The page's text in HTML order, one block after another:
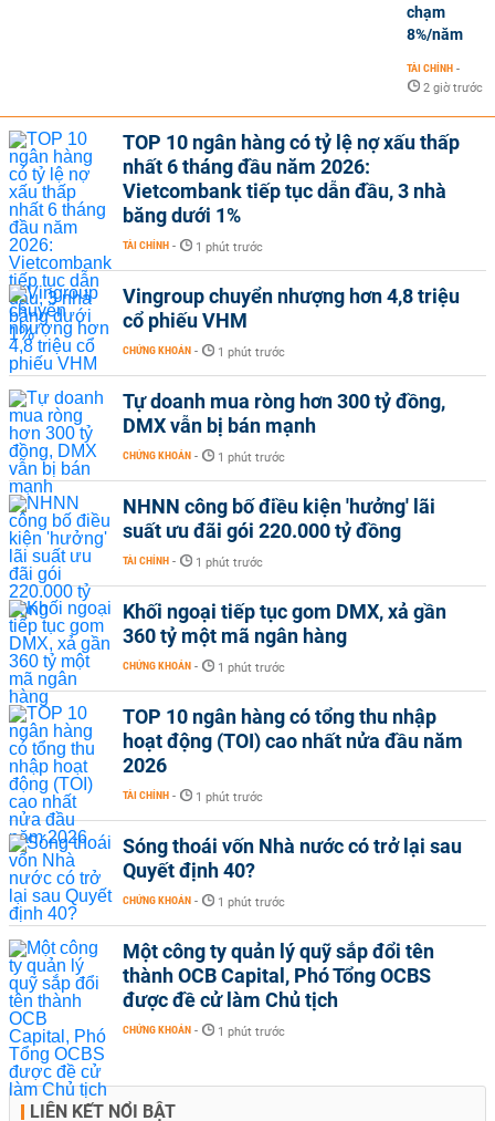
chạm
8%/năm
TÀI CHÍNH -
2 giờ trước
TOP 10 ngân hàng có tỷ lệ nợ xấu thấp
nhất 6 tháng đầu năm 2026:
Vietcombank tiếp tục dẫn đầu, 3 nhà
băng dưới 1%
TÀI CHÍNH - 1 phút trước
Vingroup chuyển nhượng hơn 4,8 triệu
cổ phiếu VHM
CHỨNG KHOÁN - 1 phút trước
Tự doanh mua ròng hơn 300 tỷ đồng,
DMX vẫn bị bán mạnh
CHỨNG KHOÁN - 1 phút trước
NHNN công bố điều kiện 'hưởng' lãi
suất ưu đãi gói 220.000 tỷ đồng
TÀI CHÍNH - 1 phút trước
Khối ngoại tiếp tục gom DMX, xả gần
360 tỷ một mã ngân hàng
CHỨNG KHOÁN - 1 phút trước
TOP 10 ngân hàng có tổng thu nhập
hoạt động (TOI) cao nhất nửa đầu năm
2026
TÀI CHÍNH - 1 phút trước
Sóng thoái vốn Nhà nước có trở lại sau
Quyết định 40?
CHỨNG KHOÁN - 1 phút trước
Một công ty quản lý quỹ sắp đổi tên
thành OCB Capital, Phó Tổng OCBS
được đề cử làm Chủ tịch
CHỨNG KHOÁN - 1 phút trước
LIÊN KẾT NỔI BẬT